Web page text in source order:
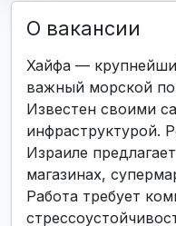
О вакансии
Хайфа —
важный морской
Известен своими
инфраструктурой.
Израиле
магазинах,
Работа требует